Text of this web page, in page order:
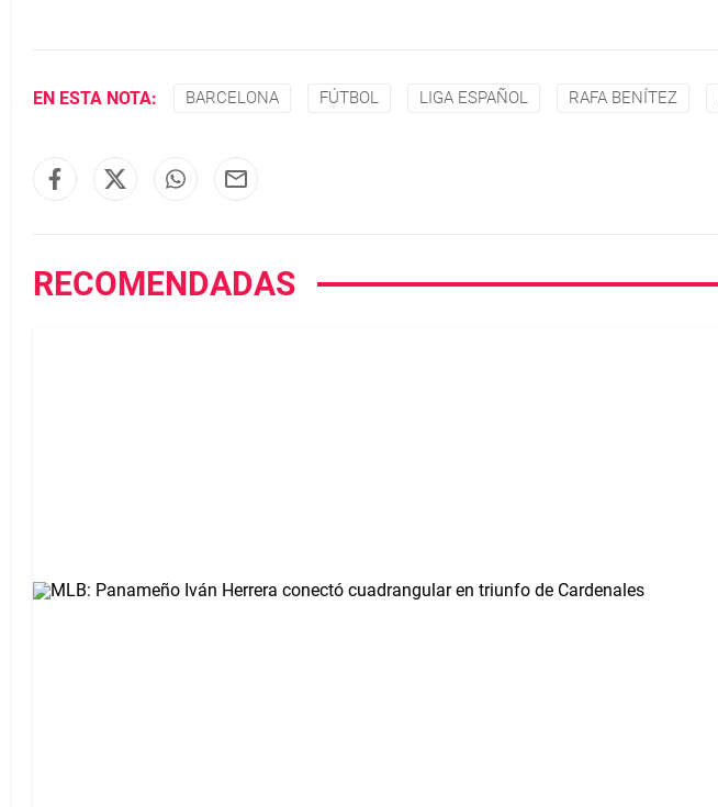
EN ESTA NOTA: BARCELONA FÚTBOL LIGA ESPAÑOL RAFA BENÍTEZ
RECOMENDADAS